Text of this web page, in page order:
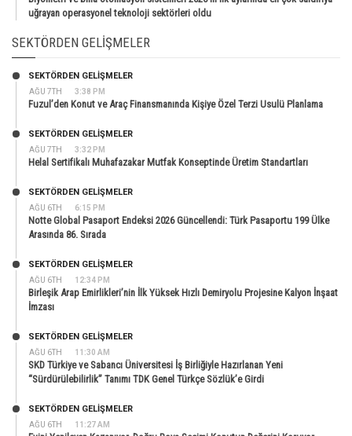
uğrayan operasyonel teknoloji sektörleri oldu
SEKTÖRDEN GELIŞMELER
AĞU 7TH 3:38 PM
SEKTÖRDEN GELIŞMELER
Fuzul’den Konut ve Araç Finansmanında Kişiye Özel Terzi Usulü Planlama
AĞU 7TH 3:32 PM
SEKTÖRDEN GELIŞMELER
Helal Sertifikalı Muhafazakar Mutfak Konseptinde Üretim Standartları
AĞU 6TH 6:15 PM
SEKTÖRDEN GELIŞMELER
Notte Global Pasaport Endeksi 2026 Güncellendi: Türk Pasaportu 199 Ülke
Arasında 86. Sırada
AĞU 6TH 12:34 PM
SEKTÖRDEN GELIŞMELER
Birleşik Arap Emirlikleri’nin İlk Yüksek Hızlı Demiryolu Projesine Kalyon İnşaat
İmzası
AĞU 6TH 11:30 AM
SEKTÖRDEN GELIŞMELER
SKD Türkiye ve Sabancı Üniversitesi İş Birliğiyle Hazırlanan Yeni
“Sürdürülebilirlik” Tanımı TDK Genel Türkçe Sözlük’e Girdi
AĞU 6TH 11:27 AM
SEKTÖRDEN GELIŞMELER